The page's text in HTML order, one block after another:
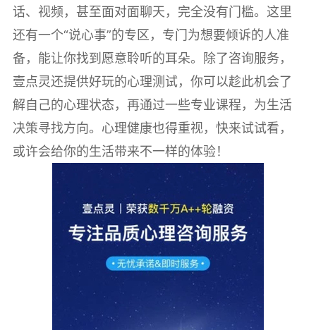
话、视频，甚至面对面聊天，完全没有门槛。这里
还有一个“说心事”的专区，专门为想要倾诉的人准
备，能让你找到愿意聆听的耳朵。除了咨询服务，
壹点灵还提供好玩的心理测试，你可以趁此机会了
解自己的心理状态，再通过一些专业课程，为生活
决策寻找方向。心理健康也得重视，快来试试看，
或许会给你的生活带来不一样的体验！